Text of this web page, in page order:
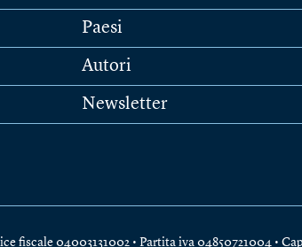
Paesi
Autori
Newsletter
fiscale 04003131002 • Partita iva 04850721004 •